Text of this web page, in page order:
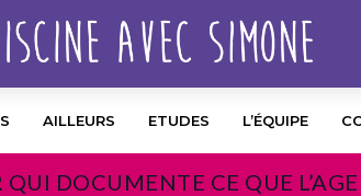
AILLEURS ETUDES L’ÉQUIPE
DOCUMENTE CE QUE